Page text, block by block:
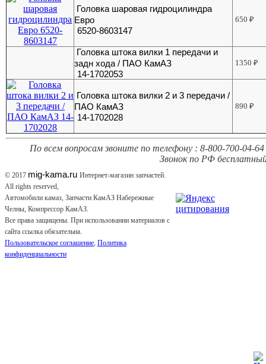
Головка шаровая гидроцилиндра
Евро
6520-8603147
650₽
Головка штока вилки 1 передачи и
задн хода / ПАО КамАЗ
14-1702053
1350₽
Головка штока вилки 2 и 3 передачи /
ПАО КамАЗ
14-1702028
890₽
По всем вопросам звоните по телефону : 8-800-700-04-64
Звонок по РФ
© 2017 mig-kama.ru Интернет-магазин запчастей.
All rights reserved,
Автомобили камаз, Запчасти КамАЗ Набережные
Челны, Компрессор КамАЗ.
Все права защищены. При использовании материалов с
сайта ссылка обязательна.
Пользовательское соглашение, Политика
конфиденциальности